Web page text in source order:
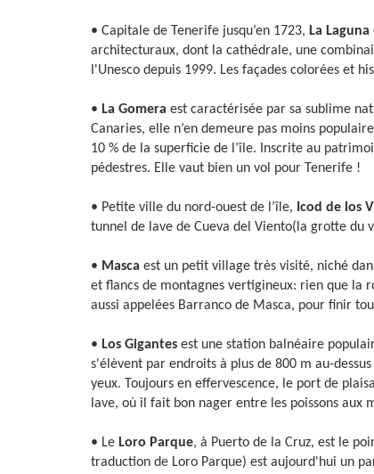
• Capitale de Tenerife jusqu’en 1723, La Laguna
architecturaux, dont la cathédrale, une
l'Unesco depuis 1999. Les façades colorées et
• La Gomera est caractérisée par sa sublime
Canaries, elle n’en demeure pas moins
10 % de la superficie de l’île. Inscrite au
pédestres. Elle vaut bien un vol pour Tenerife !
• Petite ville du nord-ouest de l’île, Icod de los
tunnel de lave de Cueva del Viento(la grotte du
• Masca est un petit village très visité, niché
et flancs de montagnes vertigineux: rien que la
aussi appelées Barranco de Masca, pour finir
• Los Gigantes est une station balnéaire
s'élèvent par endroits à plus de 800 m au-
yeux. Toujours en effervescence, le port de
lave, où il fait bon nager entre les poissons aux
• Le Loro Parque, à Puerto de la Cruz, est le
traduction de Loro Parque) est aujourd'hui un